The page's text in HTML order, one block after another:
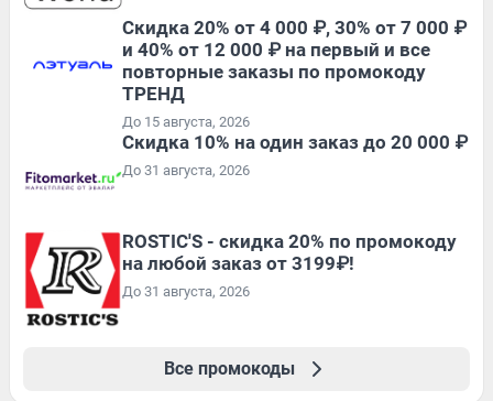
Скидка 20% от 4 000 ₽, 30% от 7 000 ₽
и 40% от 12 000 ₽ на первый и все
повторные заказы по промокоду
ТРЕНД
До 15 августа, 2026
Скидка 10% на один заказ до 20 000 ₽
До 31 августа, 2026
ROSTIC'S - скидка 20% по промокоду
на любой заказ от 3199₽!
До 31 августа, 2026
Все промокоды